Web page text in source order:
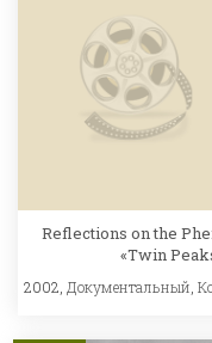
Reflections on the
«Twin
2002, Документальный